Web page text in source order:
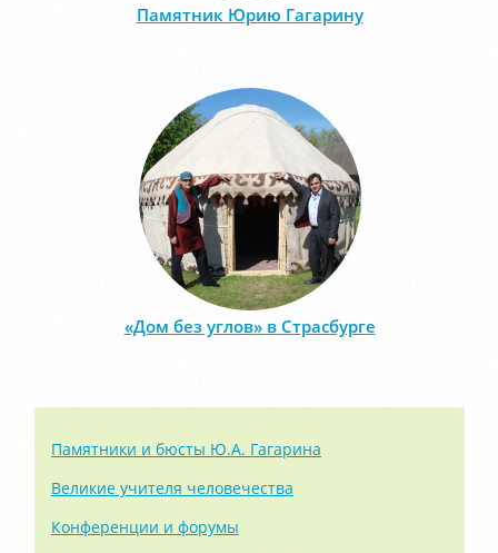
Памятник Юрию Гагарину
«Дом без углов» в Страсбурге
Памятники и бюсты Ю.А. Гагарина
Великие учителя человечества
Конференции и форумы